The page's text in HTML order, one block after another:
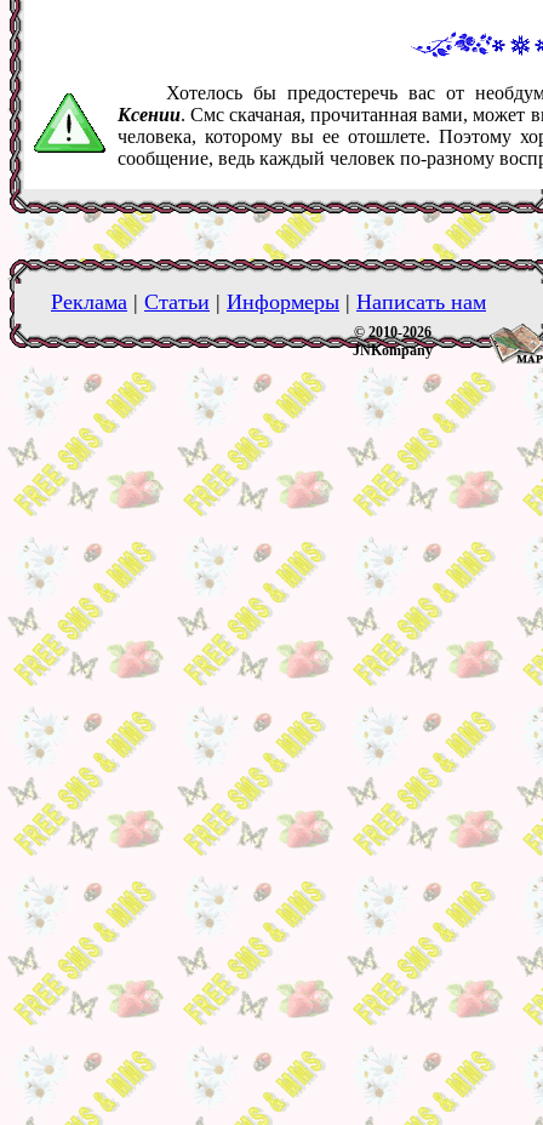
Хотелось бы предостеречь вас от
Ксении. Смс скачаная, прочитанная вами, может
человека, которому вы ее отошлете. Поэтому
сообщение, ведь каждый человек по-разному
Реклама | Статьи | Информеры | Написать нам
© 2010-2026
JNKompany